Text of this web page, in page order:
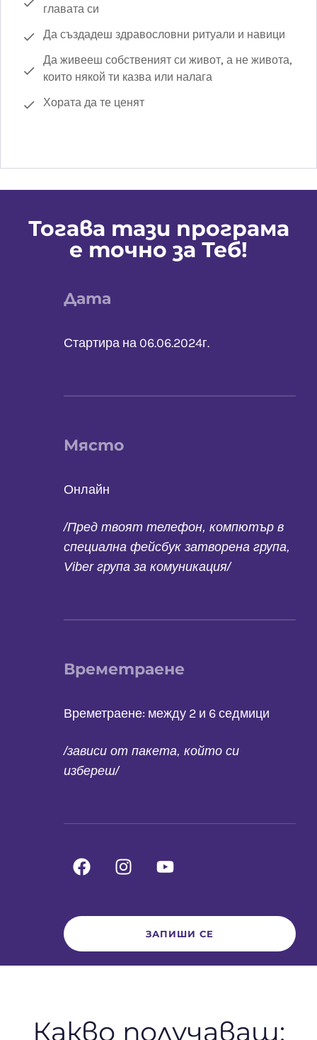
главата си
Да създадеш здравословни ритуали и навици
Да живееш собственият си живот, а не живота,
които някой ти казва или налага
Хората да те ценят
Тогава тази програма
е точно за Теб!
Дата
Стартира на 06.06.2024г.
Място
Онлайн
/Пред твоят телефон, компютър в
специална фейсбук затворена група,
Viber група за комуникация/
Времетраене
Времетраене: между 2 и 6 седмици
/зависи от пакета, който си
избереш/
ЗАПИШИ СЕ
Какво получаваш: